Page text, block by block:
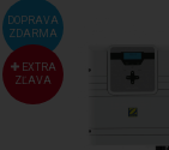
DOPRAVA
ZDARMA
EXTRA
ZĽAVA